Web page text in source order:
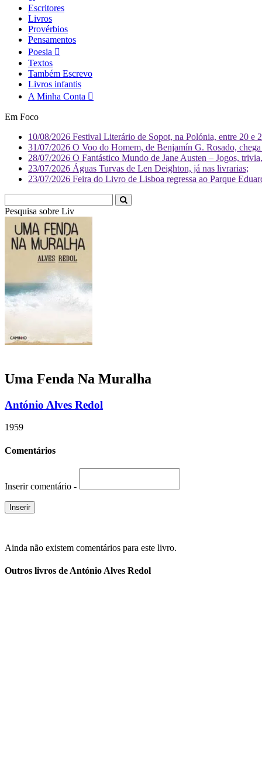
Escritores
Livros
Provérbios
Pensamentos
Poesia
Textos
Também Escrevo
Livros infantis
A Minha Conta
Em Foco
10/08/2026 Festival Literário de Sopot, na Polónia, entre 20 e
31/07/2026 O Voo do Homem, de Benjamín G. Rosado,
28/07/2026 O Fantástico Mundo de Jane Austen – Jogos,
23/07/2026 Águas Turvas de Len Deighton, já nas livrarias;
23/07/2026 Feira do Livro de Lisboa regressa ao Parque
Pesquisa sobre Literatura
Uma Fenda Na Muralha
António Alves Redol
1959
Comentários
Inserir comentário -
Ainda não existem comentários para este livro.
Outros livros de António Alves Redol